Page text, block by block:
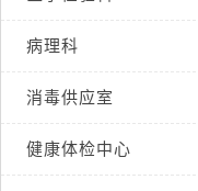
病理科
消毒供应室
健康体检中心